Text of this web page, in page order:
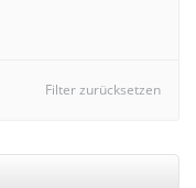
Filter zurücksetzen